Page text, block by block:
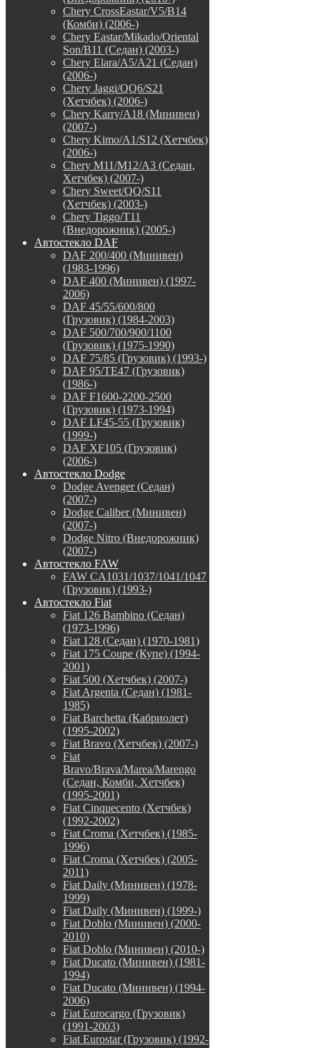
Chery CrossEastar/V5/B14
(Комби) (2006-)
Chery Eastar/Mikado/Oriental
Son/B11 (Седан) (2003-)
Chery Elara/A5/A21 (Седан)
(2006-)
Chery Jaggi/QQ6/S21
(Хетчбек) (2006-)
Chery Karry/A18 (Минивен)
(2007-)
Chery Kimo/A1/S12 (Хетчбек)
(2006-)
Chery M11/M12/A3 (Седан,
Хетчбек) (2007-)
Chery Sweet/QQ/S11
(Хетчбек) (2003-)
Chery Tiggo/T11
(Внедорожник) (2005-)
Автостекло DAF
DAF 200/400 (Минивен)
(1983-1996)
DAF 400 (Минивен) (1997-
2006)
DAF 45/55/600/800
(Грузовик) (1984-2003)
DAF 500/700/900/1100
(Грузовик) (1975-1990)
DAF 75/85 (Грузовик) (1993-)
DAF 95/TE47 (Грузовик)
(1986-)
DAF F1600-2200-2500
(Грузовик) (1973-1994)
DAF LF45-55 (Грузовик)
(1999-)
DAF XF105 (Грузовик)
(2006-)
Автостекло Dodge
Dodge Avenger (Седан)
(2007-)
Dodge Caliber (Минивен)
(2007-)
Dodge Nitro (Внедорожник)
(2007-)
Автостекло FAW
FAW CA1031/1037/1041/1047
(Грузовик) (1993-)
Автостекло Fiat
Fiat 126 Bambino (Седан)
(1973-1996)
Fiat 128 (Седан) (1970-1981)
Fiat 175 Coupe (Купе) (1994-
2001)
Fiat 500 (Хетчбек) (2007-)
Fiat Argenta (Седан) (1981-
1985)
Fiat Barchetta (Кабриолет)
(1995-2002)
Fiat Bravo (Хетчбек) (2007-)
Fiat
Bravo/Brava/Marea/Marengo
(Седан, Комби, Хетчбек)
(1995-2001)
Fiat Cinquecento (Хетчбек)
(1992-2002)
Fiat Croma (Хетчбек) (1985-
1996)
Fiat Croma (Хетчбек) (2005-
2011)
Fiat Daily (Минивен) (1978-
1999)
Fiat Daily (Минивен) (1999-)
Fiat Doblo (Минивен) (2000-
2010)
Fiat Doblo (Минивен) (2010-)
Fiat Ducato (Минивен) (1981-
1994)
Fiat Ducato (Минивен) (1994-
2006)
Fiat Eurocargo (Грузовик)
(1991-2003)
Fiat Eurostar (Грузовик) (1992-